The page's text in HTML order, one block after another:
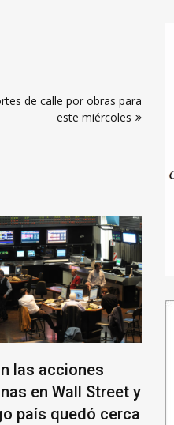
de calle por obras para
este miércoles
las acciones
en Wall Street y
país quedó cerca